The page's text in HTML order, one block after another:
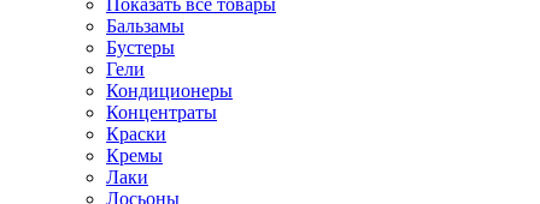
Показать все товары
Бальзамы
Бустеры
Гели
Кондиционеры
Концентраты
Краски
Кремы
Лаки
Лосьоны